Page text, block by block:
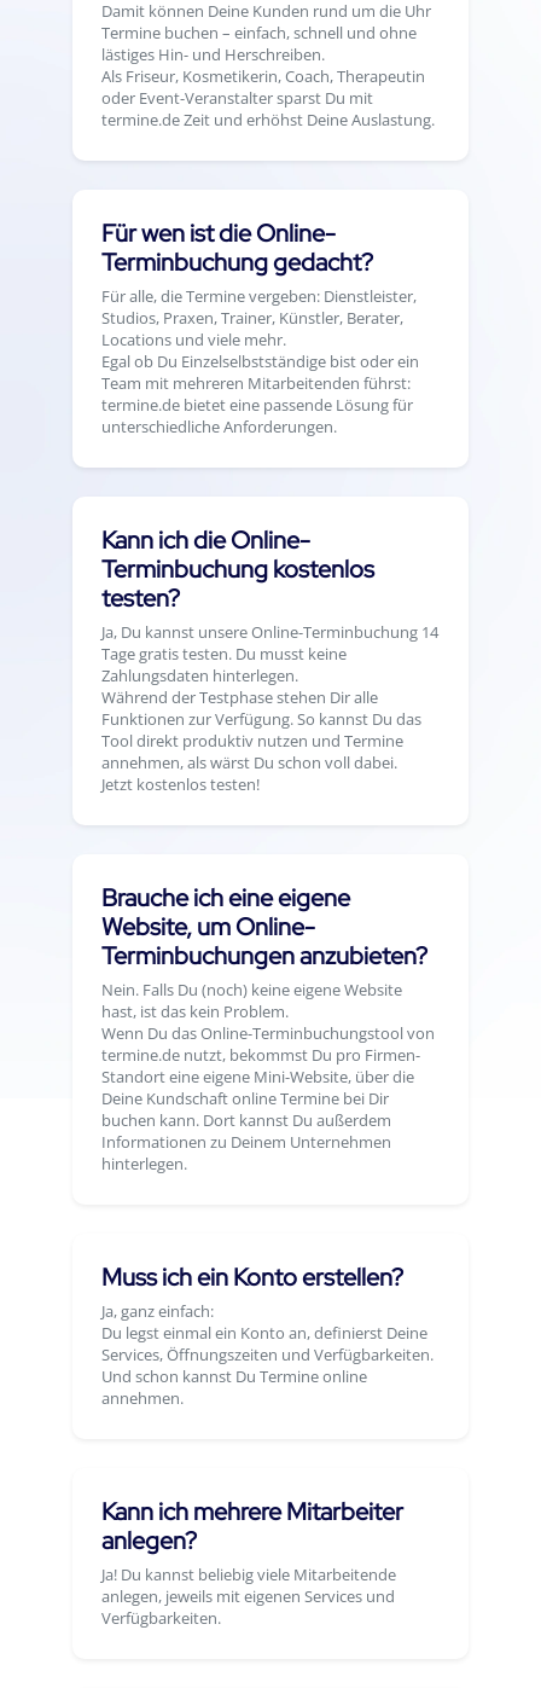
Damit können Deine Kunden rund um die Uhr
Termine buchen – einfach, schnell und ohne
lästiges Hin- und Herschreiben.
Als Friseur, Kosmetikerin, Coach, Therapeutin
oder Event-Veranstalter sparst Du mit
termine.de Zeit und erhöhst Deine Auslastung.
Für wen ist die Online-
Terminbuchung gedacht?
Für alle, die Termine vergeben: Dienstleister,
Studios, Praxen, Trainer, Künstler, Berater,
Locations und viele mehr.
Egal ob Du Einzelselbstständige bist oder ein
Team mit mehreren Mitarbeitenden führst:
termine.de bietet eine passende Lösung für
unterschiedliche Anforderungen.
Kann ich die Online-
Terminbuchung kostenlos
testen?
Ja, Du kannst unsere Online-Terminbuchung 14
Tage gratis testen. Du musst keine
Zahlungsdaten hinterlegen.
Während der Testphase stehen Dir alle
Funktionen zur Verfügung. So kannst Du das
Tool direkt produktiv nutzen und Termine
annehmen, als wärst Du schon voll dabei.
Jetzt kostenlos testen!
Brauche ich eine eigene
Website, um Online-
Terminbuchungen anzubieten?
Nein. Falls Du (noch) keine eigene Website
hast, ist das kein Problem.
Wenn Du das Online-Terminbuchungstool von
termine.de nutzt, bekommst Du pro Firmen-
Standort eine eigene Mini-Website, über die
Deine Kundschaft online Termine bei Dir
buchen kann. Dort kannst Du außerdem
Informationen zu Deinem Unternehmen
hinterlegen.
Muss ich ein Konto erstellen?
Ja, ganz einfach:
Du legst einmal ein Konto an, definierst Deine
Services, Öffnungszeiten und Verfügbarkeiten.
Und schon kannst Du Termine online
annehmen.
Kann ich mehrere Mitarbeiter
anlegen?
Ja! Du kannst beliebig viele Mitarbeitende
anlegen, jeweils mit eigenen Services und
Verfügbarkeiten.